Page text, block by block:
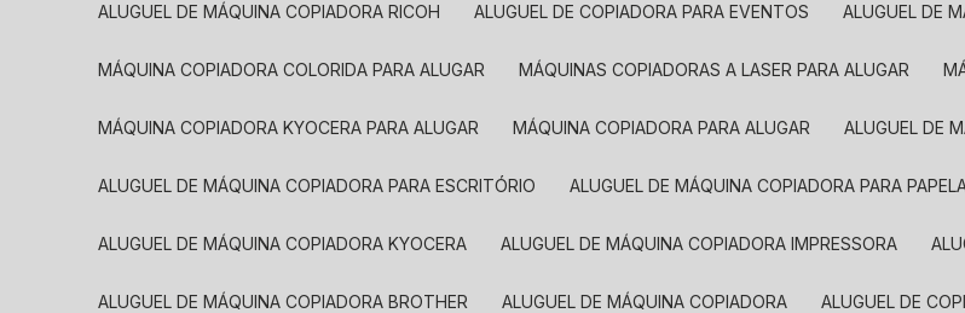
ALUGUEL DE MÁQUINA COPIADORA RICOH ALUGUEL DE COPIADORA PARA EVENTOS ALUGUEL DE
MÁQUINA COPIADORA COLORIDA PARA ALUGAR MÁQUINAS COPIADORAS A LASER PARA ALUGAR
MÁQUINA COPIADORA KYOCERA PARA ALUGAR MÁQUINA COPIADORA PARA ALUGAR ALUGUEL DE
ALUGUEL DE MÁQUINA COPIADORA PARA ESCRITÓRIO ALUGUEL DE MÁQUINA COPIADORA PARA
ALUGUEL DE MÁQUINA COPIADORA KYOCERA ALUGUEL DE MÁQUINA COPIADORA IMPRESSORA
ALUGUEL DE MÁQUINA COPIADORA BROTHER ALUGUEL DE MÁQUINA COPIADORA ALUGUEL DE